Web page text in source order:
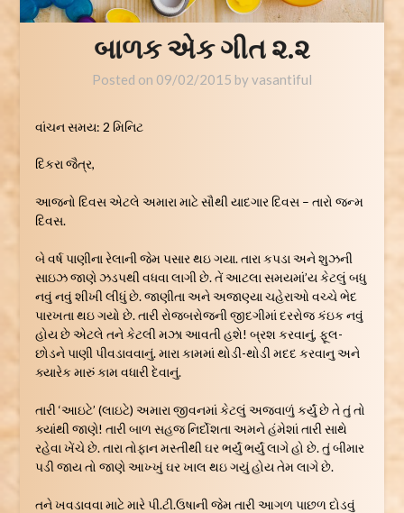
બાળક એક ગીત ૨.૨
Posted on 09/02/2015 byvasantiful
વાંચન સમય: 2 મિનિટ
દિકરા જૈત્ર,
આજનો દિવસ એટલે અમારા માટે સૌથી યાદગાર દિવસ – તારો જન્મ
દિવસ.
બે વર્ષ પાણીના રેલાની જેમ પસાર થઇ ગયા. તારા કપડા અને શુઝની
સાઇઝ જાણે ઝડપથી વધવા લાગી છે. તેં આટલા સમયમાં’ય કેટલું બધુ
નવું નવું શીખી લીધું છે. જાણીતા અને અજાણ્યા ચહેરાઓ વચ્ચે ભેદ
પારખતા થઇ ગયો છે. તારી રોજબરોજની જીદગીમાં દરરોજ કંઇક નવું
હોય છે એટલે તને કેટલી મઝા આવતી હશે! બ્રશ કરવાનું, ફૂલ-
છોડને પાણી પીવડાવવાનું. મારા કામમાં થોડી-થોડી મદદ કરવાનુ અને
ક્યારેક મારું કામ વધારી દેવાનું.
તારી ‘આઇટે’ (લાઇટે) અમારા જીવનમાં કેટલું અજવાળું કર્યું છે તે તું તો
ક્યાંથી જાણે! તારી બાળ સહજ નિર્દોશતા અમને હંમેશાં તારી સાથે
રહેવા ખેંચે છે. તારા તોફાન મસ્તીથી ઘર ભર્યું ભર્યું લાગે હો છે. તું બીમાર
પડી જાય તો જાણે આખ્ખું ઘર ખાલ થઇ ગયું હોય તેમ લાગે છે.
તને ખવડાવવા માટે મારે પી.ટી.ઉષાની જેમ તારી આગળ પાછળ દોડવું